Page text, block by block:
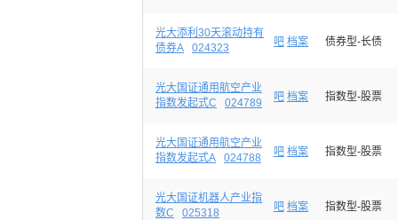
光大添利30天滚动持有
债券A
024323 吧 档案 债券型-长债
光大国证通用航空产业
指数发起式C
024789 吧 档案 指数型-股票
光大国证通用航空产业
指数发起式A
024788 吧 档案 指数型-股票
光大国证机器人产业指
数C
025318 吧 档案 指数型-股票